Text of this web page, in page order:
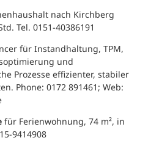
nach Kirchberg
Tel. 0151-40386191
für Instandhaltung, TPM,
und
Prozesse effizienter, stabiler
Phone: 0172 891461; Web:
für Ferienwohnung, 74 m², in
9414908